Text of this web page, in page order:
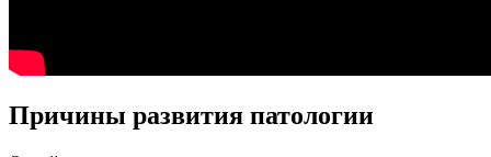
Причины развития патологии